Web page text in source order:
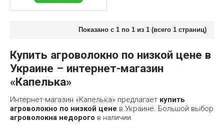
Показано с 1 по 1 из 1 (всего 1 страниц)
Купить агроволокно по низкой цене в
Украине – интернет-магазин
«Капелька»
Интернет-магазин «Капелька» предлагает купить
агроволокно по низкой цене в Украине. Большой выбор
агроволокна недорого в наличии.